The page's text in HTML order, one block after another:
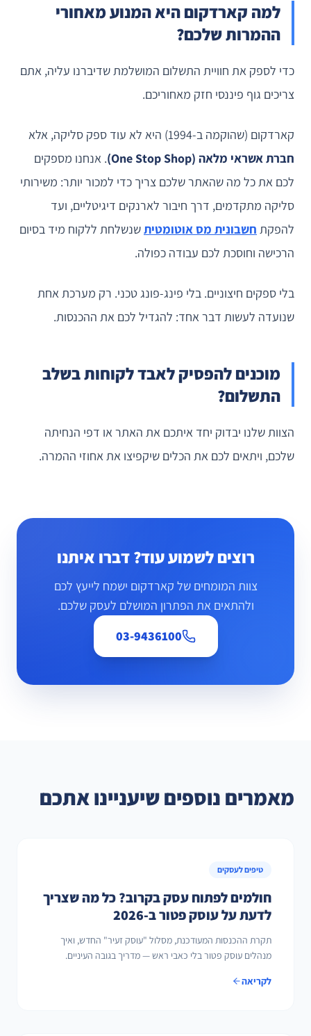
למה קארדקום היא המנוע מאחורי
ההמרות שלכם?
כדי לספק את חוויית התשלום המושלמת שדיברנו עליה, אתם
צריכים גוף פיננסי חזק מאחוריכם.
קארדקום (שהוקמה ב-1994) היא לא עוד ספק סליקה, אלא
חברת אשראי מלאה (One Stop Shop)
. אנחנו מספקים
לכם את כל מה שהאתר שלכם צריך כדי למכור יותר: משירותי
סליקה מתקדמים, דרך חיבור לארנקים דיגיטליים, ועד
להפקת חשבונית מס אוטומטיתשנשלחת ללקוח מיד בסיום
הרכישה וחוסכת לכם עבודה כפולה.
בלי ספקים חיצוניים. בלי פינג-פונג טכני. רק מערכת אחת
שנועדה לעשות דבר אחד: להגדיל לכם את ההכנסות.
מוכנים להפסיק לאבד לקוחות בשלב
התשלום?
הצוות שלנו יבדוק יחד איתכם את האתר או דפי הנחיתה
שלכם, ויתאים לכם את הכלים שיקפיצו את אחוזי ההמרה.
רוצים לשמוע עוד? דברו איתנו
צוות המומחים של קארדקום ישמח לייעץ לכם
ולהתאים את הפתרון המושלם לעסק שלכם.
03-9436100
מאמרים נוספים שיעניינו אתכם
טיפים לעסקים
חולמים לפתוח עסק בקרוב? כל מה שצריך
לדעת על עוסק פטור ב-2026
תקרת ההכנסות המעודכנת, מסלול "עוסק זעיר" החדש, ואיך
מנהלים עוסק פטור בלי כאבי ראש — מדריך בגובה העיניים.
לקריאה